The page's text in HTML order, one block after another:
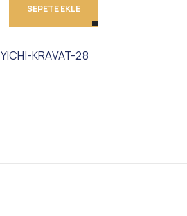
SEPETE EKLE
YICHI-KRAVAT-28